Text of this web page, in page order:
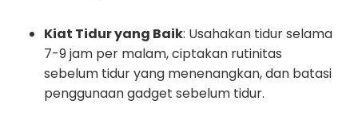
Kiat Tidur yang Baik: Usahakan tidur selama
7-9 jam per malam, ciptakan rutinitas
sebelum tidur yang menenangkan, dan batasi
penggunaan gadget sebelum tidur.